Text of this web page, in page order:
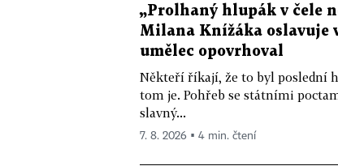
„Prolhaný hlupák v čele
Milana Knížáka oslavuje
umělec opovrhoval
Někteří říkají, že to byl poslední
tom je. Pohřeb se státními
slavný...
7. 8. 2026 ▪ 4 min. čtení